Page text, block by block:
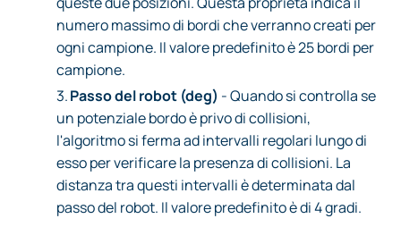
numero massimo di bordi che verranno creati per
ogni campione. Il valore predefinito è 25 bordi per
campione.
3.Passo del robot (deg) - Quando si controlla se
un potenziale bordo è privo di collisioni,
l'algoritmo si ferma ad intervalli regolari lungo di
esso per verificare la presenza di collisioni. La
distanza tra questi intervalli è determinata dal
passo del robot. Il valore predefinito è di 4 gradi.